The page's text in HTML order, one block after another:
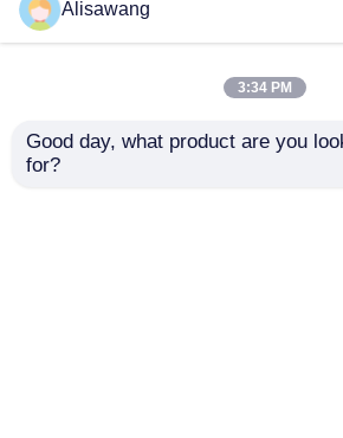
Produkcja wyrobów
Najlepsza cena
Alisawang
3:34 PM
Good day, what product are you
for?